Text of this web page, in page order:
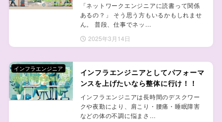
「ネットワークエンジニアに読書って関係
あるの？」 そう思う方もいるかもしれませ
ん。 普段、仕事でネッ…
2025年3月14日
インフラエンジニアとしてパフォーマ
ンスを上げたいなら整体に行け！！
インフラエンジニアは長時間のデスクワー
クや夜勤により、肩こり・腰痛・睡眠障害
などの体の不調に悩まさ…
インフラエンジニア